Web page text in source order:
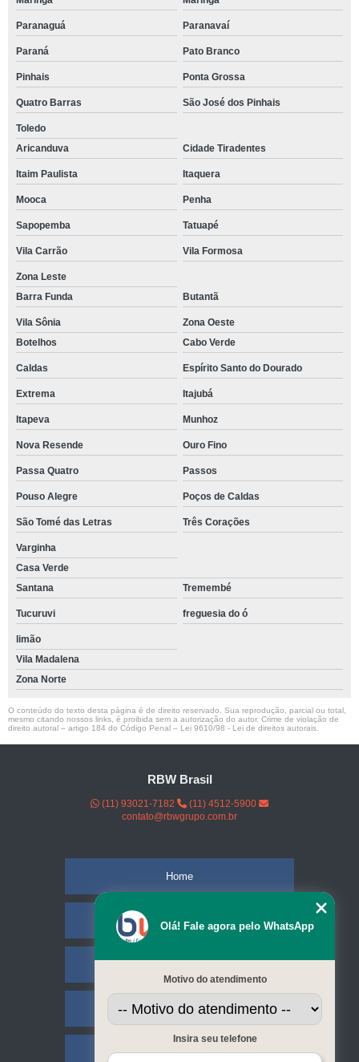
Paranaguá Paranavaí
Paraná Pato Branco
Pinhais Ponta Grossa
Quatro Barras São José dos Pinhais
Toledo
Aricanduva
Cidade Tiradentes
Itaim Paulista Itaquera
Mooca Penha
Sapopemba Tatuapé
Vila Carrão Vila Formosa
Zona Leste
Barra Funda
Butantã
Vila Sônia
Zona Oeste
Botelhos
Cabo Verde
Caldas Espírito Santo do Dourado
Extrema Itajubá
Itapeva Munhoz
Nova Resende Ouro Fino
Passa Quatro Passos
Pouso Alegre Poços de Caldas
São Tomé das Letras Três Corações
Varginha
Casa Verde
Santana
Tremembé
Tucuruvi freguesia do ó
limão
Vila Madalena
Zona Norte
O conteúdo do texto desta página é de direito reservado. Sua reprodução, parcial ou total,
mesmo citando nossos links, é proibida sem a autorização do autor. Crime de violação de
direito autoral – artigo 184 do Código Penal – Lei 9610/98 - Lei de direitos autorais
RBW Brasil
(11) 93021-7182
(11) 4512-5900
contato@rbwgrupo.com.br
Home
Empresa
Serviços
Contato
Olá! Fale agora pelo WhatsApp
Motivo do atendimento
Insira seu telefone